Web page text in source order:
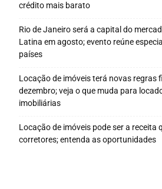
crédito mais barato
Rio de Janeiro será a capital do
Latina em agosto; evento reúne
países
Locação de imóveis terá novas regras
dezembro; veja o que muda para
imobiliárias
Locação de imóveis pode ser a receita
corretores; entenda as oportunidades